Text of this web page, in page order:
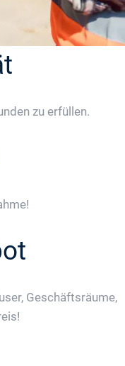
zu erfüllen.
Geschäftsräume,